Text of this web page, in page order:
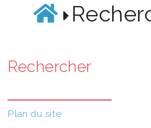
Rechercher
Plan du site